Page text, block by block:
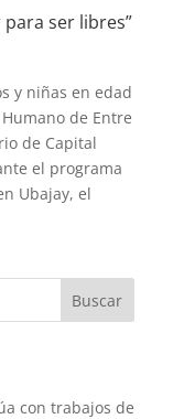
para ser libres”
y niñas en edad
de Entre
de Capital
el programa
Ubajay, el
Buscar
con trabajos de